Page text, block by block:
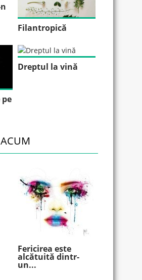
Filantropică
Dreptul la vină
ACUM
Fericirea este
alcătuită dintr-
un...